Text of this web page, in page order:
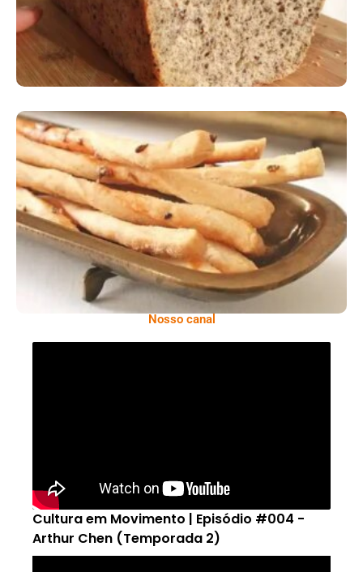
Comer Bem: Palitinhos De Cebola E Salsa
Nosso canal
Cultura em Movimento | Episódio #004 -
Arthur Chen (Temporada 2)